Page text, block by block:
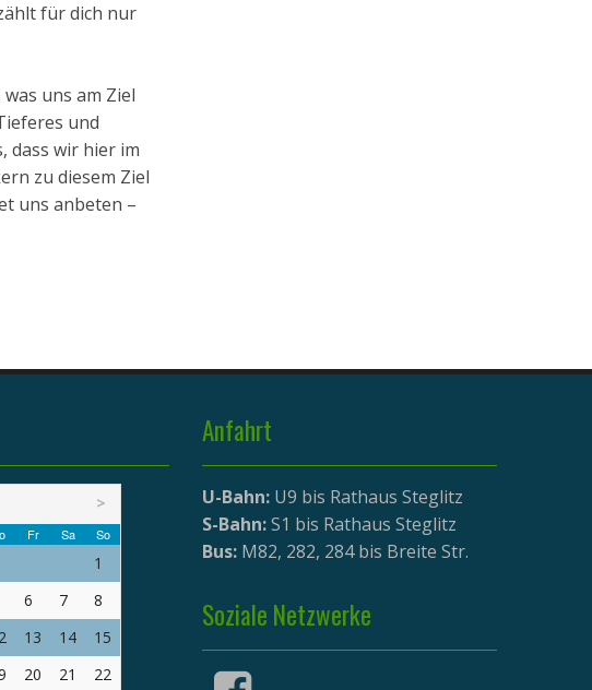
für dich nur
uns am Ziel
und
dass wir hier im
zu diesem Ziel
uns anbeten –
>
Fr Sa So
1
6 7
8
13 14
15
20 21 22
Anfahrt
U-Bahn: U9 bis Rathaus Steglitz
S-Bahn:S1 bis Rathaus Steglitz
Bus: M82, 282, 284 bis Breite Str.
Soziale Netzwerke